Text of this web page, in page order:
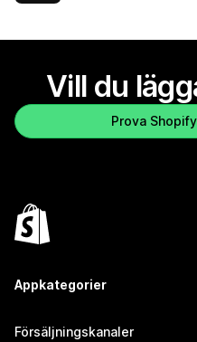
Vill du
Prova
Appkategorier
Försäljningskanaler